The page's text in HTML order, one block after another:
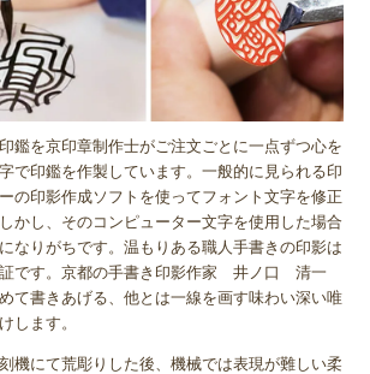
鑑を京印章制作士がご注文ごとに一点ずつ心を
で印鑑を作製しています。一般的に見られる印
の印影作成ソフトを使ってフォント文字を修正
かし、そのコンピューター文字を使用した場合
なりがちです。温もりある職人手書きの印影は
証です。京都の手書き印影作家 井ノ口 清一
て書きあげる、他とは一線を画す味わい深い唯
します。
機にて荒彫りした後、機械では表現が難しい柔